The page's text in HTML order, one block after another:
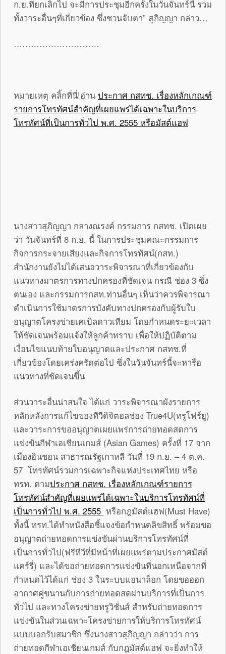
ก.ย.ที่ยกเลิกไป จะมีการประชุมอีกครั้งในวันจันทร์นี้ รวม
ทั้งวาระอื่นๆที่เกี่ยวข้อง ซึ่งชวนจับตา” สุภิญญา กล่าว…
…………………………
หมายเหตุ คลิ้กที่นี่!อ่าน ประกาศ กสทช. เรื่องหลักเกณฑ์
รายการโทรทัศน์สำคัญที่เผยแพร่ได้เฉพาะในบริการ
โทรทัศน์ที่เป็นการทั่วไป พ.ศ. 2555 หรือมัสต์แฮฟ
นางสาวสุภิญญา กลางณรงค์ กรรมการ กสทช. เปิดเผย
ว่า วันจันทร์ที่ 8 ก.ย. นี้ ในการประชุมคณะกรรมการ
กิจการกระจายเสียงและกิจการโทรทัศน์(กสท.)
สำนักงานยังไม่ได้เสนอวาระพิจารณาที่เกี่ยวข้องกับ
แนวทางมาตรการทางปกครองที่ชัดเจน กรณี ช่อง 3 ซึ่ง
ตนเอง และกรรมการกสท.ท่านอื่นๆ เห็นว่าควรพิจารณา
ดำเนินการใช้มาตรการบังคับทางปกครองกับผู้รับใบ
อนุญาตโครงข่ายเคเบิลดาวเทียม โดยกำหนดระยะเวลา
ให้ชัดเจนพร้อมแจ้งให้ลูกค้าทราบ เพื่อให้ปฏิบัติตาม
เงื่อนไขแนบท้ายใบอนุญาตและประกาศ กสทช.ที่
เกี่ยวข้องโดยเคร่งครัดต่อไป ซึ่งในวันจันทร์นี้จะหารือ
แนวทางที่ชัดเจนขึ้น
ส่วนวาระอื่นน่าสนใจ ได้แก่ วาระพิจารณาผังรายการ
หลักหลังการแก้ไขของทีวีดิจิตอลช่อง True4U(ทรูโฟร์ยู)
และวาระการขออนุญาตเผยแพร่การถ่ายทอดสดการ
แข่งขันกีฬาเอเชียนเกมส์ (Asian Games) ครั้งที่ 17 จาก
เมืองอินชอน สาธารณรัฐเกาหลี วันที่ 19 ก.ย. – 4 ต.ค.
57 โทรทัศน์รวมการเฉพาะกิจแห่งประเทศไทย หรือ
ทรท. ตามประกาศ กสทช. เรื่องหลักเกณฑ์รายการ
โทรทัศน์สำคัญที่เผยแพร่ได้เฉพาะในบริการโทรทัศน์ที่
เป็นการทั่วไป พ.ศ. 2555 หรือกฎมัสต์แฮฟ(Must Have)
ทั้งนี้ ทรท.ได้ทำหนังสือชี้แจงข้อกำหนดลิขสิทธิ์ พร้อมขอ
อนุญาตถ่ายทอดการแข่งขันผ่านบริการโทรทัศน์ที่
เป็นการทั่วไป(ฟรีทีวีที่มีหน้าที่เผยแพร่ตามประกาศมัสต์
แคร์รี่) และได้ขอถ่ายทอดการแข่งขันที่นอกเหนือจากที่
กำหนดไว้ได้แก่ ช่อง 3 ในระบบแอนาล็อก โดยขอออก
อากาศคู่ขนานกับการถ่ายทอดสดผ่านบริการที่เป็นการ
ทั่วไป และทางโครงข่ายทรูวิชั่นส์ สำหรับถ่ายทอดการ
แข่งขันในส่วนเฉพาะโครงข่ายการให้บริการโทรทัศน์
แบบบอกรับสมาชิก ซึ่งนางสาวสุภิญญา กล่าวว่า การ
ถ่ายทอดกีฬาเอเชี่ยนเกมส์ กับกฎมัสต์แฮฟ จะยิ่งทำให้